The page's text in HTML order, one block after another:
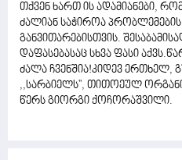
თქვენ ხართ ის ადამიანები,
ძალიან საჭიროა პრობლემების
განვითარებისთვის.
დაფასებასაც სხვა ფასი
ძალა ჩვენშია!კიდევ
,,სარბიელს'', თითოეულ
წერს გიორგი ქოჩორაშვილი.